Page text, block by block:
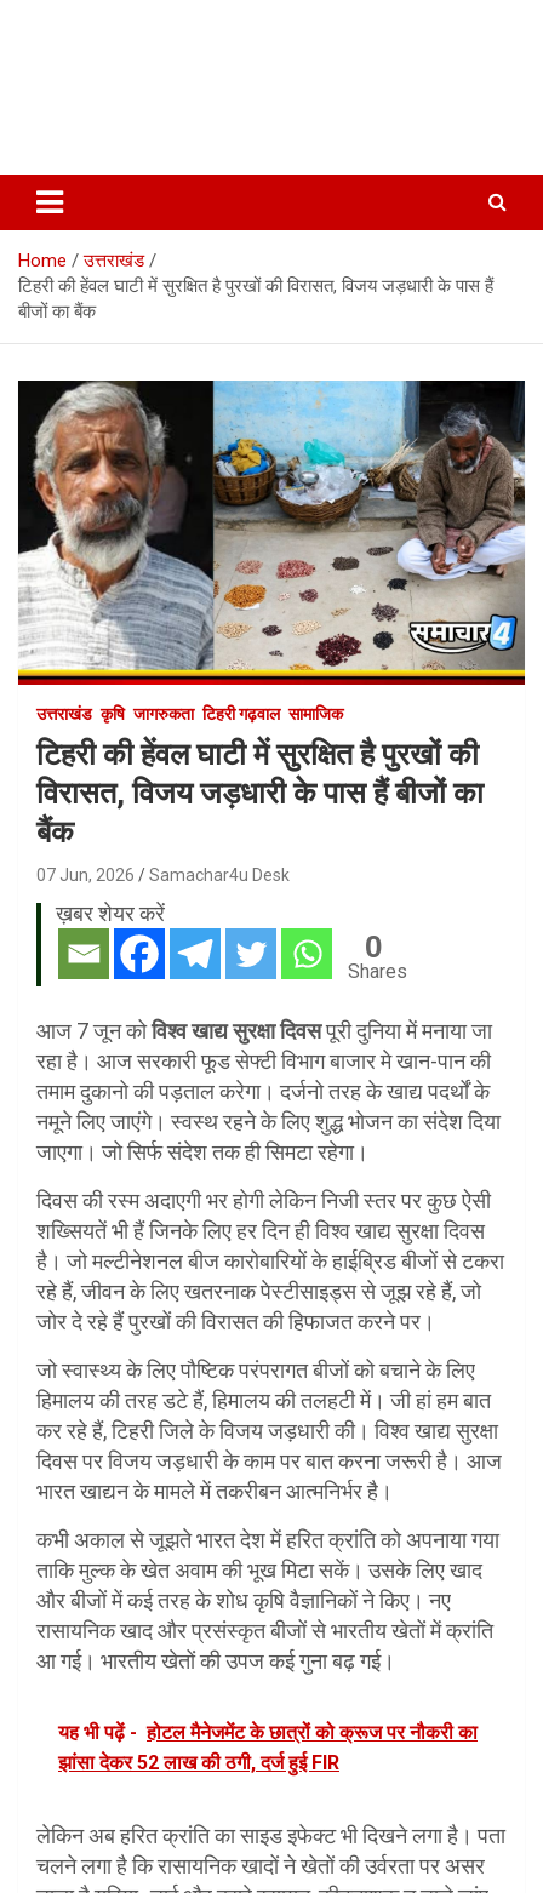
Home
उत्तराखंड
टिहरी की हेंवल घाटी में सुरक्षित है पुरखों की विरासत, विजय जड़धारी के पास हैं
बीजों का बैंक
उत्तराखंड कृषि जागरुकता टिहरी गढ़वाल सामाजिक
टिहरी की हेंवल घाटी में सुरक्षित है पुरखों की
विरासत, विजय जड़धारी के पास हैं बीजों का
बैंक
07 Jun, 2026 Samachar4u Desk
ख़बर शेयर करें
0
Shares
आज 7 जून कोविश्व खाद्य सुरक्षा दिवसपूरी दुनिया में मनाया जा
रहा है। आज सरकारी फूड सेफ्टी विभाग बाजार मे खान-पान की
तमाम दुकानो की पड़ताल करेगा। दर्जनो तरह के खाद्य पदर्थों के
नमूने लिए जाएंगे। स्वस्थ रहने के लिए शुद्ध भोजन का संदेश दिया
जाएगा। जो सिर्फ संदेश तक ही सिमटा रहेगा।
दिवस की रस्म अदाएगी भर होगी लेकिन निजी स्तर पर कुछ ऐसी
शख्सियतें भी हैं जिनके लिए हर दिन ही विश्व खाद्य सुरक्षा दिवस
है। जो मल्टीनेशनल बीज कारोबारियों के हाईब्रिड बीजों से टकरा
रहे हैं, जीवन के लिए खतरनाक पेस्टीसाइड्स से जूझ रहे हैं, जो
जोर दे रहे हैं पुरखों की विरासत की हिफाजत करने पर।
जो स्वास्थ्य के लिए पौष्टिक परंपरागत बीजों को बचाने के लिए
हिमालय की तरह डटे हैं, हिमालय की तलहटी में। जी हां हम बात
कर रहे हैं, टिहरी जिले के विजय जड़धारी की। विश्व खाद्य सुरक्षा
दिवस पर विजय जड़धारी के काम पर बात करना जरूरी है। आज
भारत खाद्यन के मामले में तकरीबन आत्मनिर्भर है।
कभी अकाल से जूझते भारत देश में हरित क्रांति को अपनाया गया
ताकि मुल्क के खेत अवाम की भूख मिटा सकें। उसके लिए खाद
और बीजों में कई तरह के शोध कृषि वैज्ञानिकों ने किए। नए
रासायनिक खाद और प्रसंस्कृत बीजों से भारतीय खेतों में क्रांति
आ गई। भारतीय खेतों की उपज कई गुना बढ़ गई।
यह भी पढ़ें - होटल मैनेजमेंट के छात्रों को क्रूज पर नौकरी का
झांसा देकर 52 लाख की ठगी, दर्ज हुई FIR
लेकिन अब हरित क्रांति का साइड इफेक्ट भी दिखने लगा है। पता
चलने लगा है कि रासायनिक खादों ने खेतों की उर्वरता पर असर